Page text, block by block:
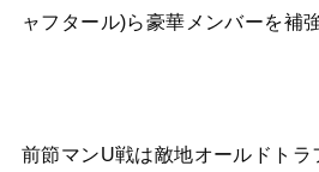
ャフタール)ら豪華メンバーを補強
前節マンU戦は敵地オールドトラ